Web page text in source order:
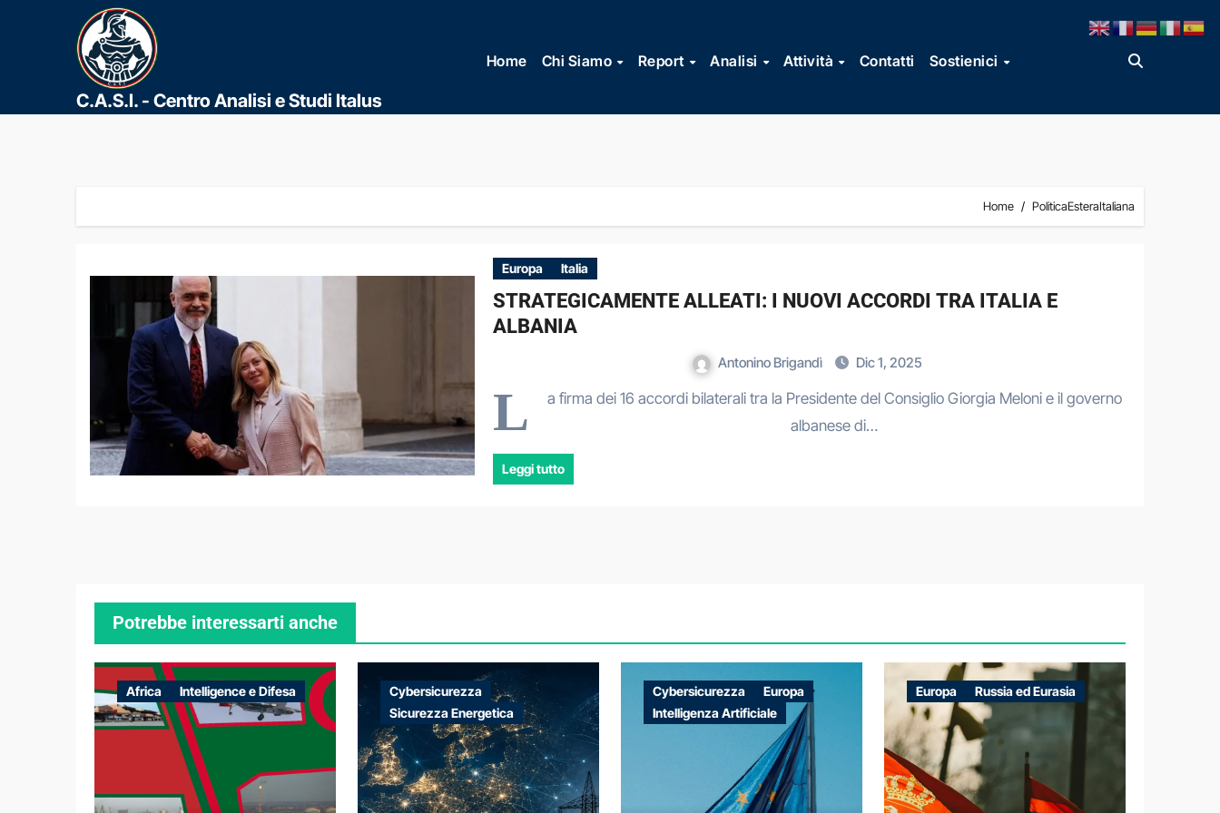
contenuto
C.A.S.I. - Centro Analisi e Studi Italus
Home Chi Siamo Report Analisi Attività Contatti Sostienici
Home PoliticaEsteraItaliana
Europa Italia
STRATEGICAMENTE ALLEATI: I NUOVI ACCORDI TRA ITALIA E
ALBANIA
Antonino Brigandì Dic 1, 2025
L
a firma dei 16 accordi bilaterali tra la Presidente del Consiglio Giorgia Meloni e il governo
albanese di…
Leggi tutto
Potrebbe interessarti anche
Africa Intelligence e Difesa
Cybersicurezza
Sicurezza Energetica
Cybersicurezza
Europa
Intelligenza Artificiale
Europa Russia ed Eurasia